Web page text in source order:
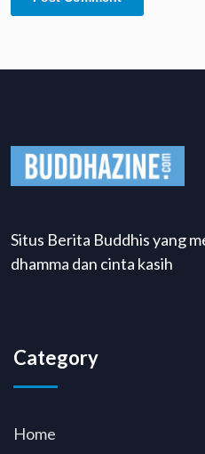
Situs Berita Buddhis yang
dhamma dan cinta kasih
Category
Home